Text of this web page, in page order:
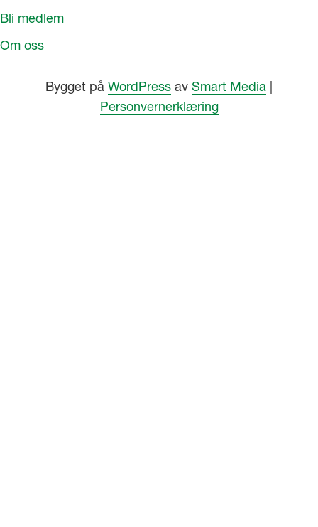
Bli medlem
Om oss
Bygget på WordPress av Smart Media |
Personvernerklæring